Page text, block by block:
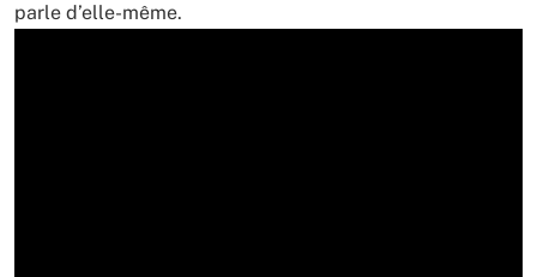
parle d’elle-même.